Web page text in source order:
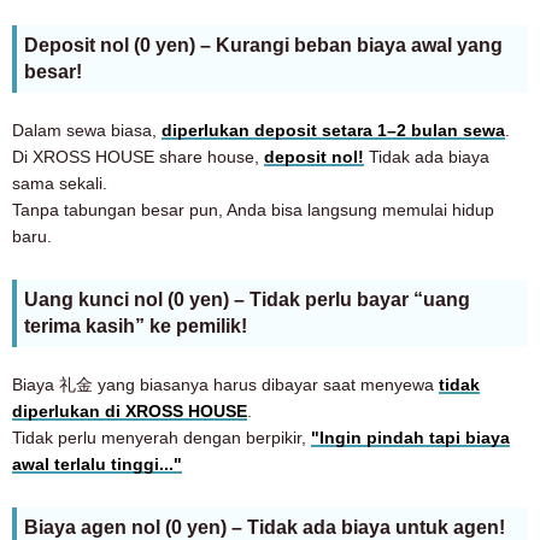
Deposit nol (0 yen) – Kurangi beban biaya awal yang
besar!
Dalam sewa biasa, diperlukan deposit setara 1–2 bulan sewa
Di XROSS HOUSE share house, deposit nol! Tidak ada biaya
sama sekali.
Tanpa tabungan besar pun, Anda bisa langsung memulai hidup
baru.
Uang kunci nol (0 yen) – Tidak perlu bayar “uang
terima kasih” ke pemilik!
Biaya 礼金 yang biasanya harus dibayar saat menyewa tidak
diperlukan di XROSS HOUSE
Tidak perlu menyerah dengan berpikir, "Ingin pindah tapi biaya
awal terlalu tinggi..."
Biaya agen nol (0 yen) – Tidak ada biaya untuk agen!